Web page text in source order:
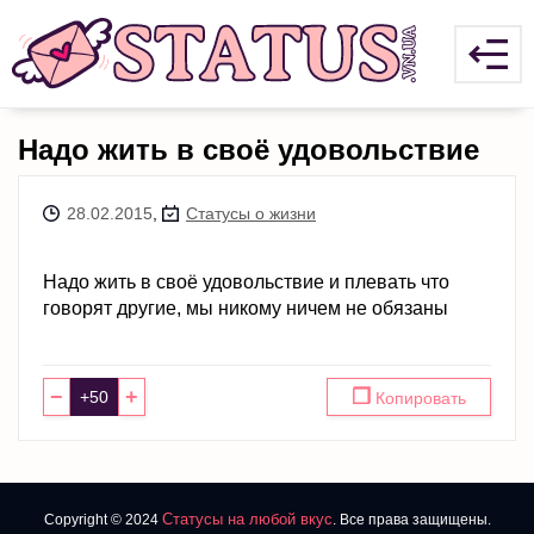
Надо жить в своё удовольствие
28.02.2015 Статусы о жизни
Надо жить в своё удовольствие и плевать что
говорят другие, мы никому ничем не обязаны
− + ❐ Копировать
Copyright © 2024 Статусы на любой вкус. Все права защищены.